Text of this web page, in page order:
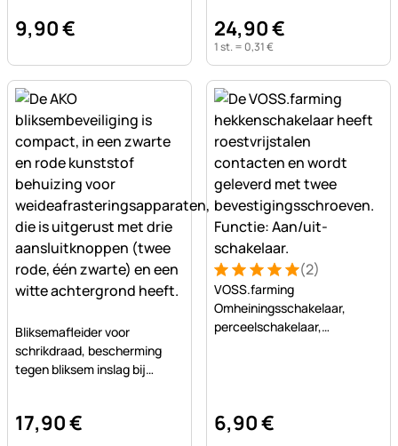
9,90€ 24,90€
1 st. = 0,31€
Nog geen beoordelingen geplaatst
Bliksemafleider voor
schrikdraad, bescherming
tegen bliksem inslag bij
17,90€
Beoordeling: 5 van 5 (2
2 Bewertungen
(2)
VOSS.farming
Omheiningsschakelaar,
perceelschakelaar,
6,90€